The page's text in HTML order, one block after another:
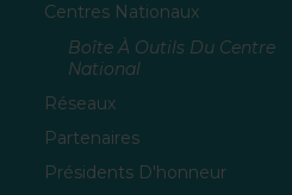
Centres Nationaux
Boîte À Outils Du Centre
National
Réseaux
Partenaires
Présidents D'honneur